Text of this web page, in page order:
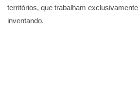
territórios, que trabalham
inventando.